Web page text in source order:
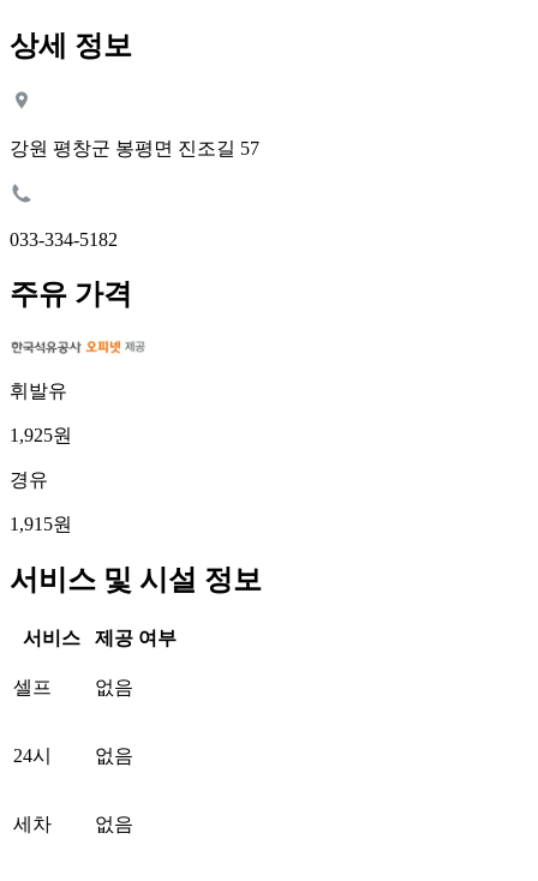
상세 정보
강원 평창군 봉평면 진조길 57
033-334-5182
주유 가격
휘발유
1,925원
경유
1,915원
서비스 및 시설 정보
서비스 제공 여부
셀프 없음
24시 없음
세차 없음